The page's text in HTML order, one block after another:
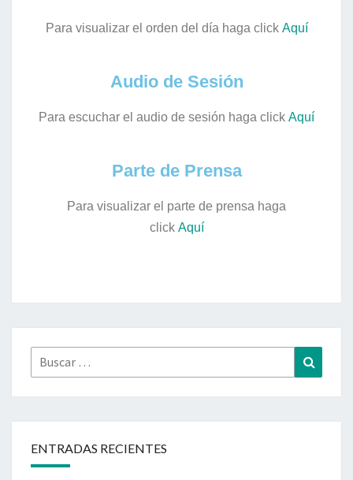
Para visualizar el orden del día haga click Aquí
Audio de Sesión
Para escuchar el audio de sesión haga click Aquí
Parte de Prensa
Para visualizar el parte de prensa haga
click Aquí
ENTRADAS RECIENTES